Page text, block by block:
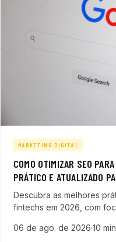
MARKETING DIGITAL
COMO OTIMIZAR SEO
PRÁTICO E ATUALIZADO
Descubra as melhores
fintechs em 2026, com
mercado financeiro.
06 de ago. de 2026·10 min